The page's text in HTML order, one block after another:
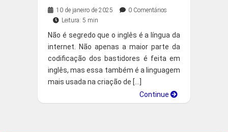
10 de janeiro de 2025
0 Comentários
Leitura: 5 min
Não é segredo que o inglês é a língua da
internet. Não apenas a maior parte da
codificação dos bastidores é feita em
inglês, mas essa também é a linguagem
mais usada na criação de […]
Continue